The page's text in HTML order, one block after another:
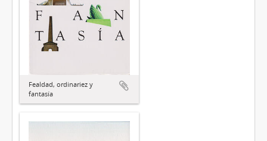
Fealdad, ordinariez y
fantasía